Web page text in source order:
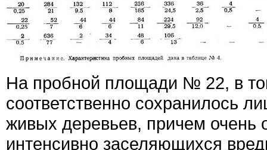
На пробной площади № 22, в
соответственно сохранилось
живых деревьев, причем очень
интенсивно заселяющихся